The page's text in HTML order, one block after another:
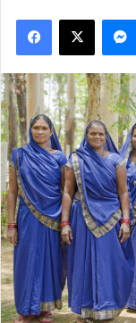
Facebook
X